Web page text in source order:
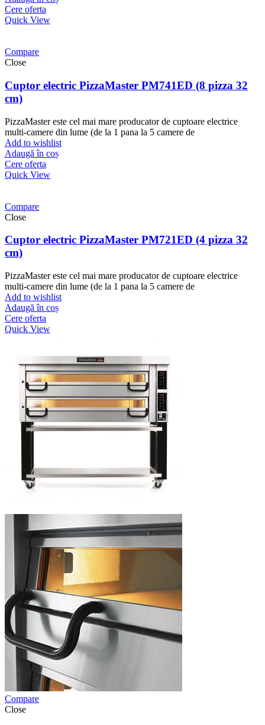
Cere oferta
Quick View
Compare
Close
Cuptor electric PizzaMaster PM741ED (8 pizza 32
cm)
PizzaMaster este cel mai mare producator de cuptoare electrice
multi-camere din lume (de la 1 pana la 5 camere de
Add to wishlist
Adaugă în coș
Cere oferta
Quick View
Compare
Close
Cuptor electric PizzaMaster PM721ED (4 pizza 32
cm)
PizzaMaster este cel mai mare producator de cuptoare electrice
multi-camere din lume (de la 1 pana la 5 camere de
Add to wishlist
Adaugă în coș
Cere oferta
Quick View
Compare
Close